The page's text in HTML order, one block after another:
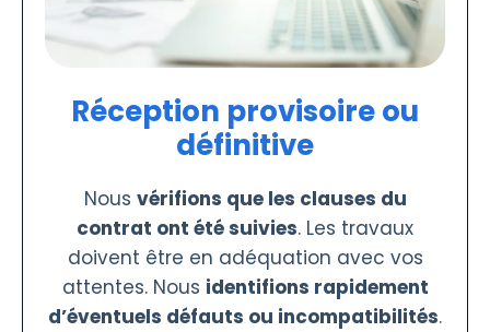
Réception provisoire ou
définitive
Nous vérifions que les clauses du
contrat ont été suivies. Les travaux
doivent être en adéquation avec vos
attentes. Nous identifions rapidement
d’éventuels défauts ou incompatibilités.